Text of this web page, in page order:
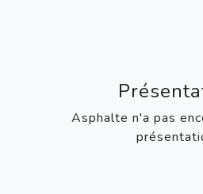
Asphalte n'a pas